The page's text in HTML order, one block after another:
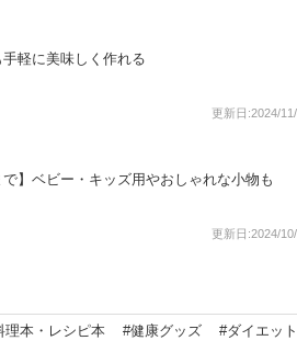
軽に美味しく作れる
更新日:2024/
】ベビー・キッズ用やおしゃれな小物も
更新日:2024/
理本・レシピ本 #健康グッズ #ダイエット